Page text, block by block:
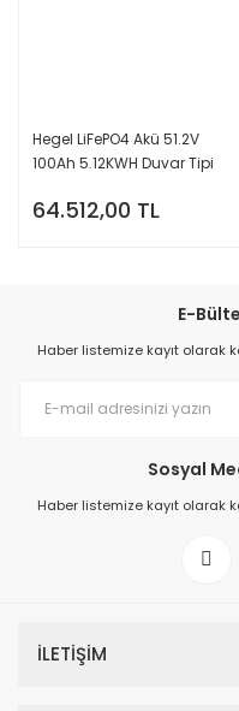
Hegel LiFePO4 Akü 51.2V
100Ah 5.12KWH Duvar Tipi
64.512,00 TL
E-
Haber listemize kayıt olarak
Sosyal
Haber listemize kayıt olarak
İLETİŞİM